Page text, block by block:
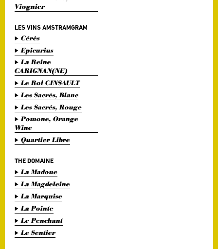
Viognier
LES VINS AMSTRAMGRAM
Cérès
Epicurius
La Reine
CARIGNAN(NE)
Le Roi CINSAULT
Les Sacrés, Blanc
Les Sacrés, Rouge
Pomone, Orange
Wine
Quartier Libre
THE DOMAINE
La Madone
La Magdeleine
La Marquise
La Pointe
Le Penchant
Le Sentier